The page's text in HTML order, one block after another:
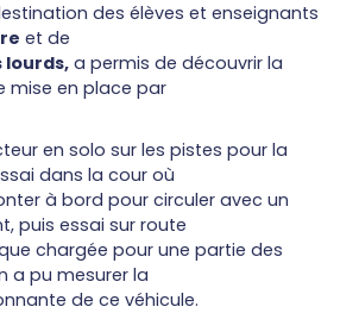
des élèves et enseignants
et de
lourds, a permis de découvrir la
mise en place par
en solo sur les pistes pour la
dans la cour où
à bord pour circuler avec un
puis essai sur route
chargée pour une partie des
a pu mesurer la
de ce véhicule.